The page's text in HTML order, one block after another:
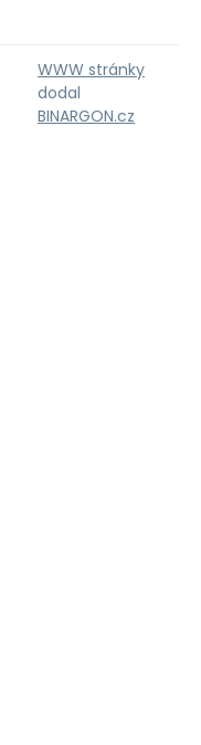
WWW stránky
dodal
BINARGON.cz